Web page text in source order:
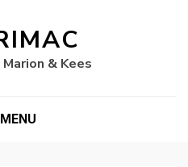
& Kees
MENU